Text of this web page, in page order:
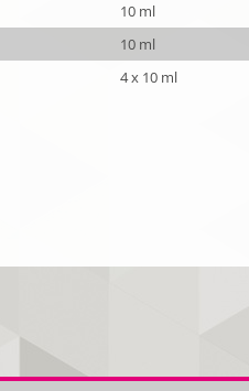
10 ml
10 ml
4 x 10 ml